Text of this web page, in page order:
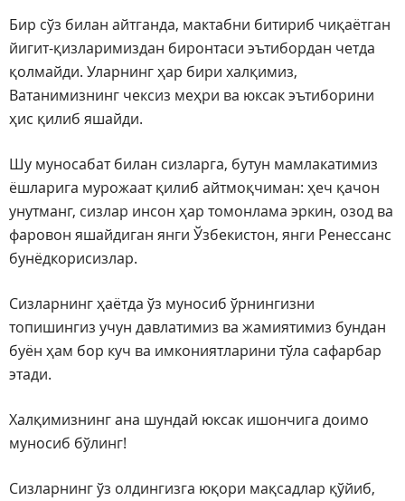
Бир сўз билан айтганда, мактабни битириб чиқаётган
йигит-қизларимиздан биронтаси эътибордан четда
қолмайди. Уларнинг ҳар бири халқимиз,
Ватанимизнинг чексиз меҳри ва юксак эътиборини
ҳис қилиб яшайди.
Шу муносабат билан сизларга, бутун мамлакатимиз
ёшларига мурожаат қилиб айтмоқчиман: ҳеч қачон
унутманг, сизлар инсон ҳар томонлама эркин, озод ва
фаровон яшайдиган янги Ўзбекистон, янги Ренессанс
бунёдкорисизлар.
Сизларнинг ҳаётда ўз муносиб ўрнингизни
топишингиз учун давлатимиз ва жамиятимиз бундан
буён ҳам бор куч ва имкониятларини тўла сафарбар
этади.
Халқимизнинг ана шундай юксак ишончига доимо
муносиб бўлинг!
Сизларнинг ўз олдингизга юқори мақсадлар қўйиб,